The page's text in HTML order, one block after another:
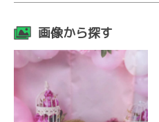
画像から探す